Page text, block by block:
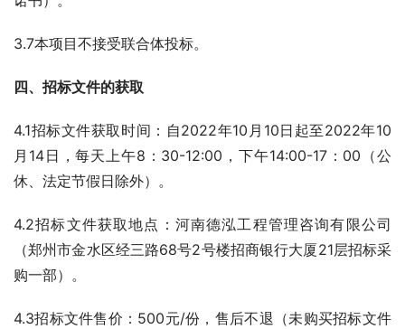
3.7本项目不接受联合体投标。
四、 招标文件的获取
4.1招标文件获取时间：自2022年10月10日起至2022年10
月14日，每天上午8：30-12:00，下午14:00-17：00（公
休、法定节假日除外）。
4.2招标文件获取地点：河南德泓工程管理咨询有限公司
（郑州市金水区经三路68号2号楼招商银行大厦21层招标采
购一部）。
4.3招标文件售价：500元/份，售后不退（未购买招标文件